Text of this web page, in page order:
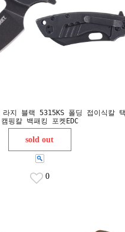
라지 블랙 5315KS 폴딩 접이식칼
캠핑칼 백패킹 포켓EDC
sold out
0